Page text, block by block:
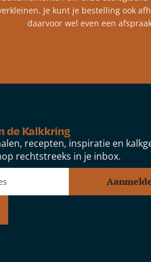
Je kunt je bestelling ook
daarvoor wel even een
de Kalkkring
recepten, inspiratie en
rechtstreeks in je inbox.